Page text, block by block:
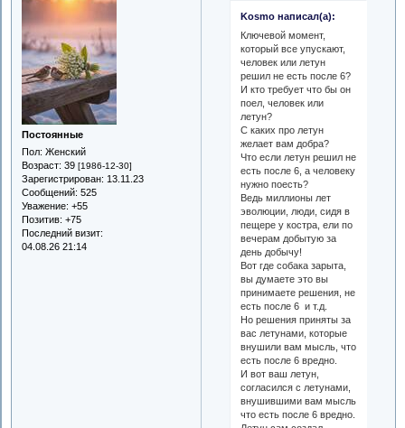
Постоянные
Пол: Женский
Возраст: 39 [1986-12-30]
Зарегистрирован: 13.11.23
Сообщений: 525
Уважение: +55
Позитив: +75
Последний визит:
04.08.26 21:14
Kosmo написал(а):
Ключевой момент,
который все упускают,
человек или летун
решил не есть после 6?
И кто требует что бы он
поел, человек или
летун?
С каких про летун
желает вам добра?
Что если летун решил не
есть после 6, а человеку
нужно поесть?
Ведь миллионы лет
эволюции, люди, сидя в
пещере у костра, ели по
вечерам добытую за
день добычу!
Вот где собака зарыта,
вы думаете это вы
принимаете решения, не
есть после 6 и т.д.
Но решения приняты за
вас летунами, которые
внушили вам мысль, что
есть после 6 вредно.
И вот ваш летун,
согласился с летунами,
внушившими вам мысль
что есть после 6 вредно.